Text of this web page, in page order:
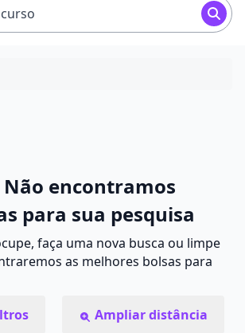
Não encontramos
para sua pesquisa
faça uma nova busca ou limpe
as melhores bolsas para
Ampliar distância